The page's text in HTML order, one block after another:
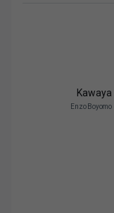
Kawaya
Enzo Boyomo